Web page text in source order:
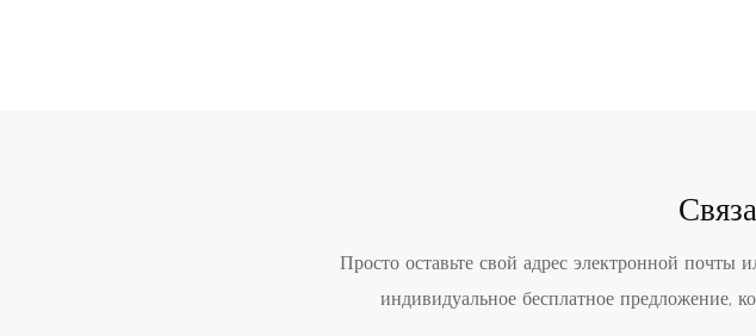
Просто оставьте свой адрес электронной
индивидуальное бесплатное предложение,